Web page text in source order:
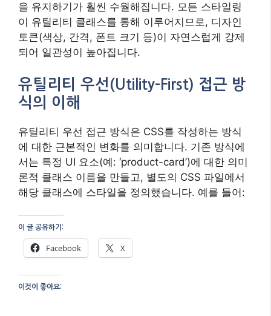
을 유지하기가 훨씬 수월해집니다. 모든 스타일링
이 유틸리티 클래스를 통해 이루어지므로, 디자인
토큰(색상, 간격, 폰트 크기 등)이 자연스럽게 강제
되어 일관성이 높아집니다.
유틸리티 우선(Utility-First) 접근 방
식의 이해
유틸리티 우선 접근 방식은 CSS를 작성하는 방식
에 대한 근본적인 변화를 의미합니다. 기존 방식에
서는 특정 UI 요소(예: ‘product-card’)에 대한 의미
론적 클래스 이름을 만들고, 별도의 CSS 파일에서
해당 클래스에 스타일을 정의했습니다. 예를 들어:
이 글 공유하기:
Facebook X
이것이 좋아요: